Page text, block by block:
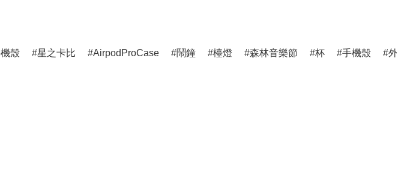
殼 星之卡比 AirpodProCase 鬧鐘 檯燈 森林音樂節 杯 手機殼 外置